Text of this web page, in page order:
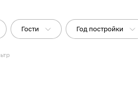
Гости Год постройки